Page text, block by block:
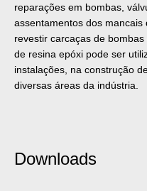
reparações em bombas,
assentamentos dos
revestir carcaças de
de resina epóxi pode ser
instalações, na construção
diversas áreas da indústria.
Downloads